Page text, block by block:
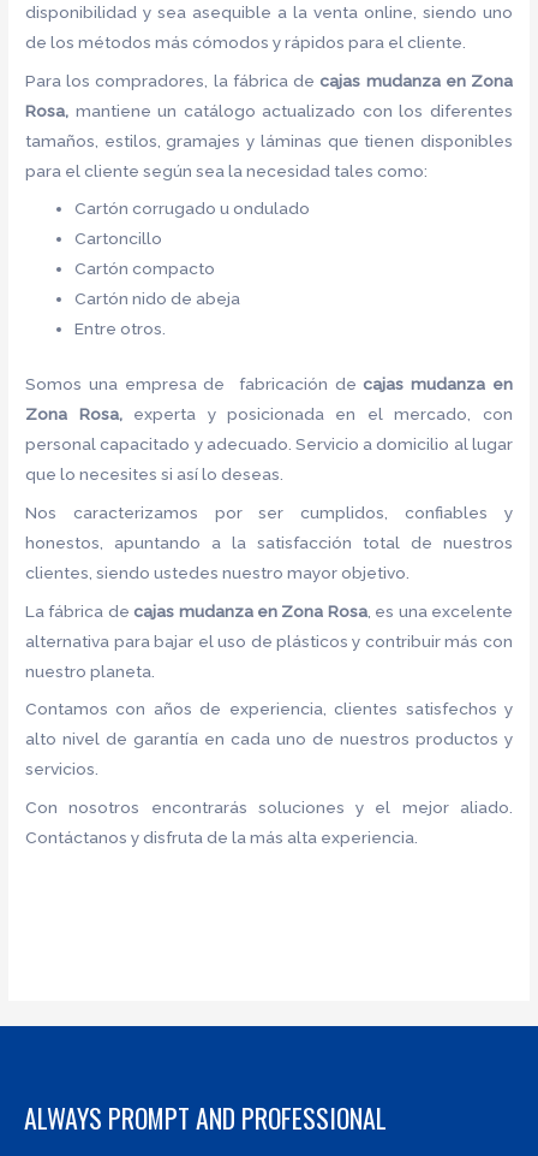
disponibilidad y sea asequible a la venta online, siendo uno
de los métodos más cómodos y rápidos para el cliente.
Para los compradores, la fábrica decajas mudanza en Zona
Rosa, mantiene un catálogo actualizado con los diferentes
tamaños, estilos, gramajes y láminas que tienen disponibles
para el cliente según sea la necesidad tales como:
Cartón corrugado u ondulado
Cartoncillo
Cartón compacto
Cartón nido de abeja
Entre otros.
Somos una empresa de fabricación decajas mudanza en
Zona Rosa, experta y posicionada en el mercado, con
personal capacitado y adecuado. Servicio a domicilio al lugar
que lo necesites si así lo deseas.
Nos caracterizamos por ser cumplidos, confiables y
honestos, apuntando a la satisfacción total de nuestros
clientes, siendo ustedes nuestro mayor objetivo.
La fábrica decajas mudanza en Zona Rosa, es una excelente
alternativa para bajar el uso de plásticos y contribuir más con
nuestro planeta.
Contamos con años de experiencia, clientes satisfechos y
alto nivel de garantía en cada uno de nuestros productos y
servicios.
Con nosotros encontrarás soluciones y el mejor aliado.
Contáctanos y disfruta de la más alta experiencia.
ALWAYS PROMPT AND PROFESSIONAL